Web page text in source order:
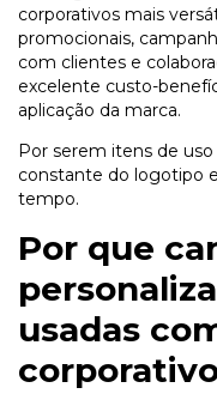
corporativos mais
promocionais,
com clientes e
excelente custo-
aplicação da marca.
Por serem itens de
constante do logotipo
tempo.
Por que
usadas